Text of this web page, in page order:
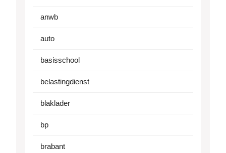
anwb
auto
basisschool
belastingdienst
blaklader
bp
brabant